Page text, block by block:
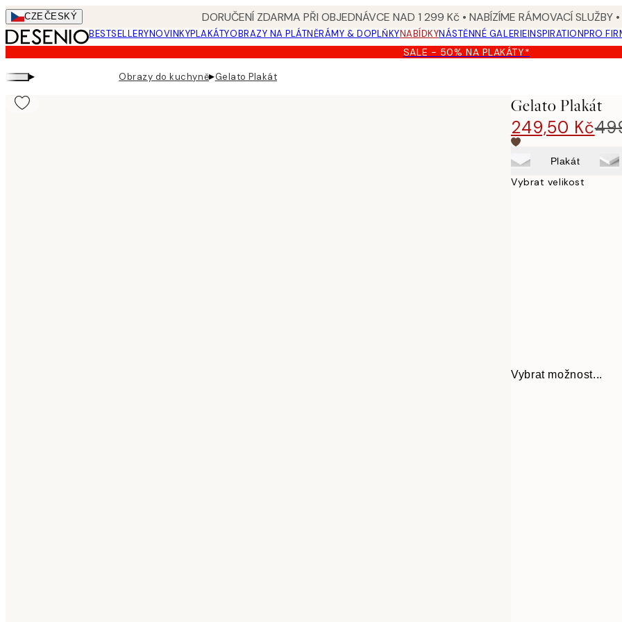
Skip
to
main
content.
CZEČESKÝ DORUČENÍ ZDARMA PŘI OBJEDNÁVCE NAD 1 299 Kč • NABÍZÍME RÁMOVACÍ SLUŽBY
BESTSELLERYNOVINKYPLAKÁTYOBRAZY NA PLÁTNĚRÁMY & DOPLŇKYNABÍDKYNÁSTĚNNÉ GALERIEINSPIRATIONPRO
SALE - 50% NA PLAKÁTY*
▸ Obrazy do kuchyně▸Gelato Plakát
Gelato Plakát
249,50 Kč
Plakát
Vybrat velikost
Vybrat možnost...